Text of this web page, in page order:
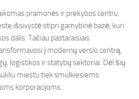
pramonės ir prekybos centru.
išsivystė stipri gamybinė bazė, kuri
dalis. Tačiau pastaraisiais
į modernų verslo centrą,
logistikos ir statybų sektoriai. Dėl šių
miestu tiek smulkiesiems
korporacijoms.